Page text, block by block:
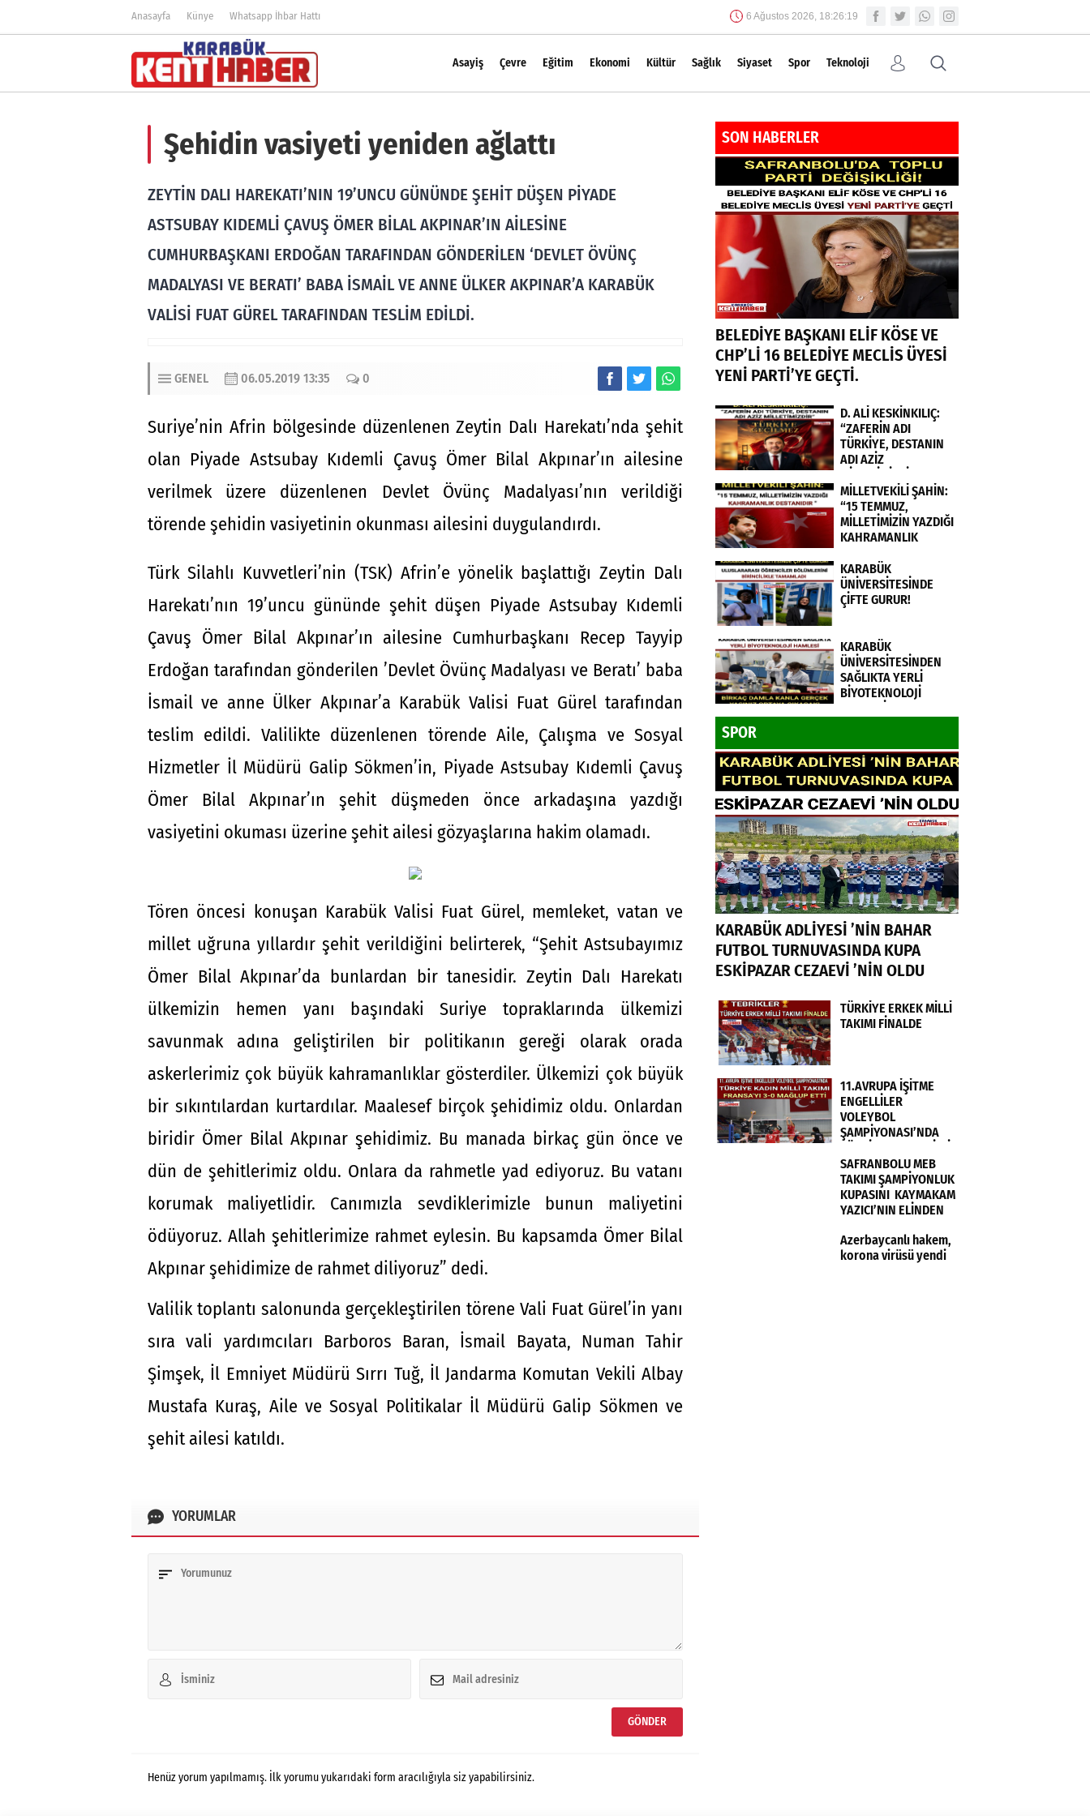
Anasayfa Künye Whatsapp İhbar Hattı 6 Ağustos 2026, 18:26:19
Asayiş Çevre Eğitim Ekonomi Kültür Sağlık Siyaset Spor Teknoloji
Şehidin vasiyeti yeniden ağlattı
ZEYTİN DALI HAREKATI’NIN 19’UNCU GÜNÜNDE ŞEHİT DÜŞEN PİYADE
ASTSUBAY KIDEMLİ ÇAVUŞ ÖMER BİLAL AKPINAR’IN AİLESİNE
CUMHURBAŞKANI ERDOĞAN TARAFINDAN GÖNDERİLEN ‘DEVLET ÖVÜNÇ
MADALYASI VE BERATI’ BABA İSMAİL VE ANNE ÜLKER AKPINAR’A KARABÜK
VALİSİ FUAT GÜREL TARAFINDAN TESLİM EDİLDİ.
GENEL 06.05.2019 13:35 0
Suriye’nin Afrin bölgesinde düzenlenen Zeytin Dalı Harekatı’nda şehit
olan Piyade Astsubay Kıdemli Çavuş Ömer Bilal Akpınar’ın ailesine
verilmek üzere düzenlenen Devlet Övünç Madalyası’nın verildiği
törende şehidin vasiyetinin okunması ailesini duygulandırdı.
Türk Silahlı Kuvvetleri’nin (TSK) Afrin’e yönelik başlattığı Zeytin Dalı
Harekatı’nın 19’uncu gününde şehit düşen Piyade Astsubay Kıdemli
Çavuş Ömer Bilal Akpınar’ın ailesine Cumhurbaşkanı Recep Tayyip
Erdoğan tarafından gönderilen ’Devlet Övünç Madalyası ve Beratı’ baba
İsmail ve anne Ülker Akpınar’a Karabük Valisi Fuat Gürel tarafından
teslim edildi. Valilikte düzenlenen törende Aile, Çalışma ve Sosyal
Hizmetler İl Müdürü Galip Sökmen’in, Piyade Astsubay Kıdemli Çavuş
Ömer Bilal Akpınar’ın şehit düşmeden önce arkadaşına yazdığı
vasiyetini okuması üzerine şehit ailesi gözyaşlarına hakim olamadı.
Tören öncesi konuşan Karabük Valisi Fuat Gürel, memleket, vatan ve
millet uğruna yıllardır şehit verildiğini belirterek, “Şehit Astsubayımız
Ömer Bilal Akpınar’da bunlardan bir tanesidir. Zeytin Dalı Harekatı
ülkemizin hemen yanı başındaki Suriye topraklarında ülkemizi
savunmak adına geliştirilen bir politikanın gereği olarak orada
askerlerimiz çok büyük kahramanlıklar gösterdiler. Ülkemizi çok büyük
bir sıkıntılardan kurtardılar. Maalesef birçok şehidimiz oldu. Onlardan
biridir Ömer Bilal Akpınar şehidimiz. Bu manada birkaç gün önce ve
dün de şehitlerimiz oldu. Onlara da rahmetle yad ediyoruz. Bu vatanı
korumak maliyetlidir. Canımızla sevdiklerimizle bunun maliyetini
ödüyoruz. Allah şehitlerimize rahmet eylesin. Bu kapsamda Ömer Bilal
Akpınar şehidimize de rahmet diliyoruz” dedi.
Valilik toplantı salonunda gerçekleştirilen törene Vali Fuat Gürel’in yanı
sıra vali yardımcıları Barboros Baran, İsmail Bayata, Numan Tahir
Şimşek, İl Emniyet Müdürü Sırrı Tuğ, İl Jandarma Komutan Vekili Albay
Mustafa Kuraş, Aile ve Sosyal Politikalar İl Müdürü Galip Sökmen ve
şehit ailesi katıldı.
YORUMLAR
Henüz yorum yapılmamış. İlk yorumu yukarıdaki form aracılığıyla siz yapabilirsiniz.
SON HABERLER
BELEDİYE BAŞKANI ELİF KÖSE VE
CHP’Lİ 16 BELEDİYE MECLİS ÜYESİ
YENİ PARTİ’YE GEÇTİ.
D. ALİ KESKİNKILIÇ:
“ZAFERİN ADI
TÜRKİYE, DESTANIN
ADI AZİZ
MİLLETVEKİLİ ŞAHİN:
“15 TEMMUZ,
MİLLETİMİZİN YAZDIĞI
KAHRAMANLIK
KARABÜK
ÜNİVERSİTESİNDE
ÇİFTE GURUR!
KARABÜK
ÜNİVERSİTESİNDEN
SAĞLIKTA YERLİ
BİYOTEKNOLOJİ
SPOR
KARABÜK ADLİYESİ ’NİN BAHAR
FUTBOL TURNUVASINDA KUPA
ESKİPAZAR CEZAEVİ ’NİN OLDU
TÜRKİYE ERKEK MİLLİ
TAKIMI FİNALDE
11.AVRUPA İŞİTME
ENGELLİLER
VOLEYBOL
ŞAMPİYONASI’NDA
TAKIMI FRANSA’YI 3-0
MAĞLUP ETTİ
SAFRANBOLU MEB
TAKIMI ŞAMPİYONLUK
KUPASINI KAYMAKAM
YAZICI’NIN ELİNDEN
Azerbaycanlı hakem,
korona virüsü yendi